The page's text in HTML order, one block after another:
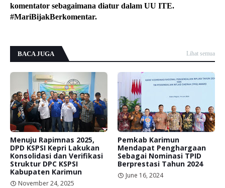
komentator sebagaimana diatur dalam UU ITE.
#MariBijakBerkomentar.
BACA JUGA Lihat semua
Menuju Rapimnas 2025,
DPD KSPSI Kepri Lakukan
Konsolidasi dan Verifikasi
Struktur DPC KSPSI
Kabupaten Karimun
November 24, 2025
Pemkab Karimun
Mendapat Penghargaan
Sebagai Nominasi TPID
Berprestasi Tahun 2024
June 16, 2024